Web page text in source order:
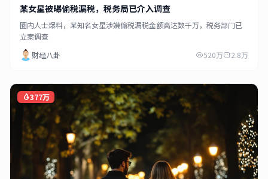
某女星被曝偷税漏税，税务局已介入调查
圈内人士爆料，某知名女星涉嫌偷税漏税金额高达数千万，税务部门已
立案调查
财经八卦
520万 2.8万
377万